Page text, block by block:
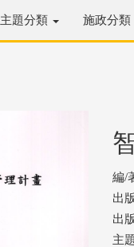
主題分類 施政分類
編/
出
出
主